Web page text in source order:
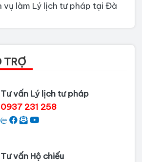
làm Lý Lịch Tư Pháp tại Hồ
làm lý lịch tư pháp tại Đồng
vụ làm phiếu lý lịch tư pháp
nước ngoài
TRỢ
Tư vấn Lý lịch tư pháp
0937 231 258
Tư vấn Hộ chiếu